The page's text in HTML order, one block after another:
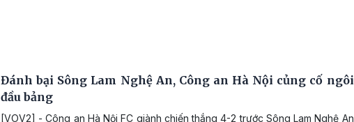
Đánh bại Sông Lam Nghệ An, Công an Hà Nội củng cố ngôi
đầu bảng
[VOV2] - Công an Hà Nội FC giành chiến thắng 4-2 trước Sông Lam Nghệ An